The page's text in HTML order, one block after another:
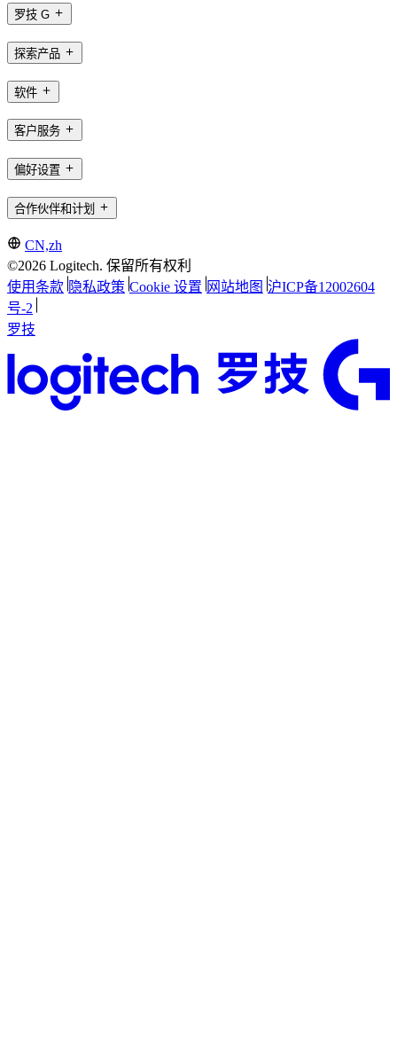
罗技 G
探索产品
软件
客户服务
偏好设置
合作伙伴和计划
CN,zh
©2026 Logitech. 保留所有权利
使用条款 隐私政策 Cookie 设置 网站地图 沪ICP备12002604
号-2
罗技